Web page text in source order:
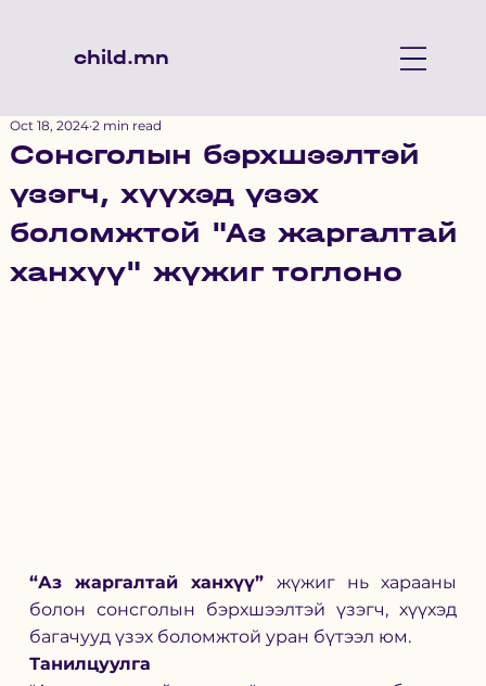
child.mn
Сонсголын бэрхшээлтэй
үзэгч, хүүхэд үзэх
боломжтой "Аз жаргалтай
ханхүү" жүжиг тоглоно
Oct 18, 2024 2 min read
“Аз жаргалтай ханхүү” жүжиг нь харааны
болон сонсголын бэрхшээлтэй үзэгч, хүүхэд
багачууд үзэх боломжтой уран бүтээл юм.
Танилцуулга